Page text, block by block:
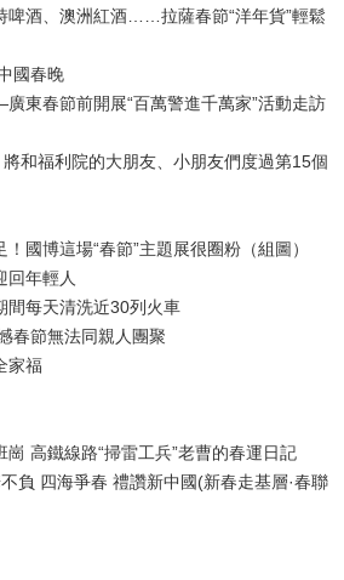
啤酒、澳洲紅酒……拉薩春節“洋年貨”輕鬆
國春晚
東春節前開展“百萬警進千萬家”活動走訪
將和福利院的大朋友、小朋友們度過第15個
國博這場“春節”主題展很圈粉（組圖）
回年輕人
間每天清洗近30列火車
春節無法同親人團聚
家福
崗 高鐵線路“掃雷工兵”老曹的春運日記
負 四海爭春 禮讚新中國(新春走基層·春聯